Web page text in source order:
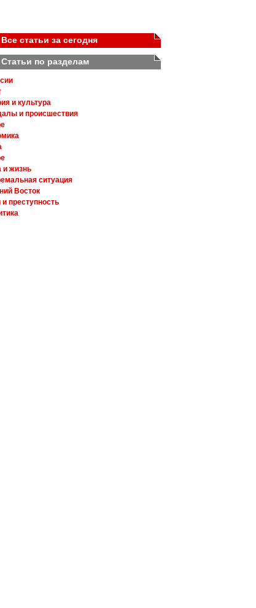
Все статьи за сегодня
Статьи по разделам
и культура
и происшествия
и жизнь
ситуация
Восток
и преступность